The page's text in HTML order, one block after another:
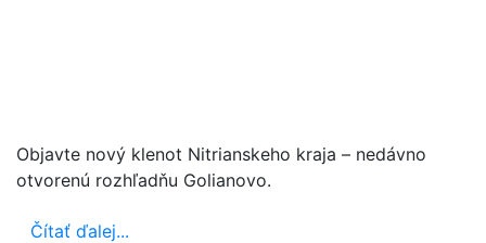
Objavte nový klenot Nitrianskeho kraja – nedávno
otvorenú rozhľadňu Golianovo.
Čítať ďalej...